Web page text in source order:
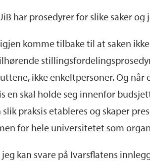
har prosedyrer for slike saker
komme tilbake til at saken
ikke enkeltpersoner. Og
en skal holde seg innenfor
praksis etableres og skaper
for hele universitetet som
kan svare på Ivarsflatens